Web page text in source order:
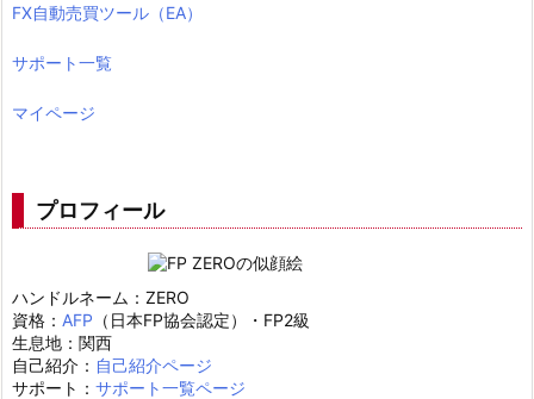
FX自動売買ツール（EA）
サポート一覧
マイページ
プロフィール
ハンドルネーム：ZERO
資格： AFP （日本FP協会認定）・FP2級
生息地：関西
自己紹介： 自己紹介ページ
サポート： サポート一覧ページ